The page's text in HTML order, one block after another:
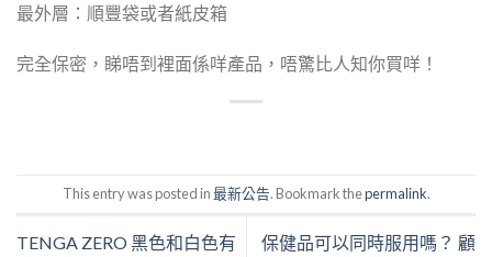
最外層：順豐袋或者紙皮箱
完全保密，睇唔到裡面係咩產品，唔驚比人知你買咩！
This entry was posted in最新公告. Bookmark thepermalink.
TENGA ZERO 黑色和白色有
保健品可以同時服用嗎？ 顧